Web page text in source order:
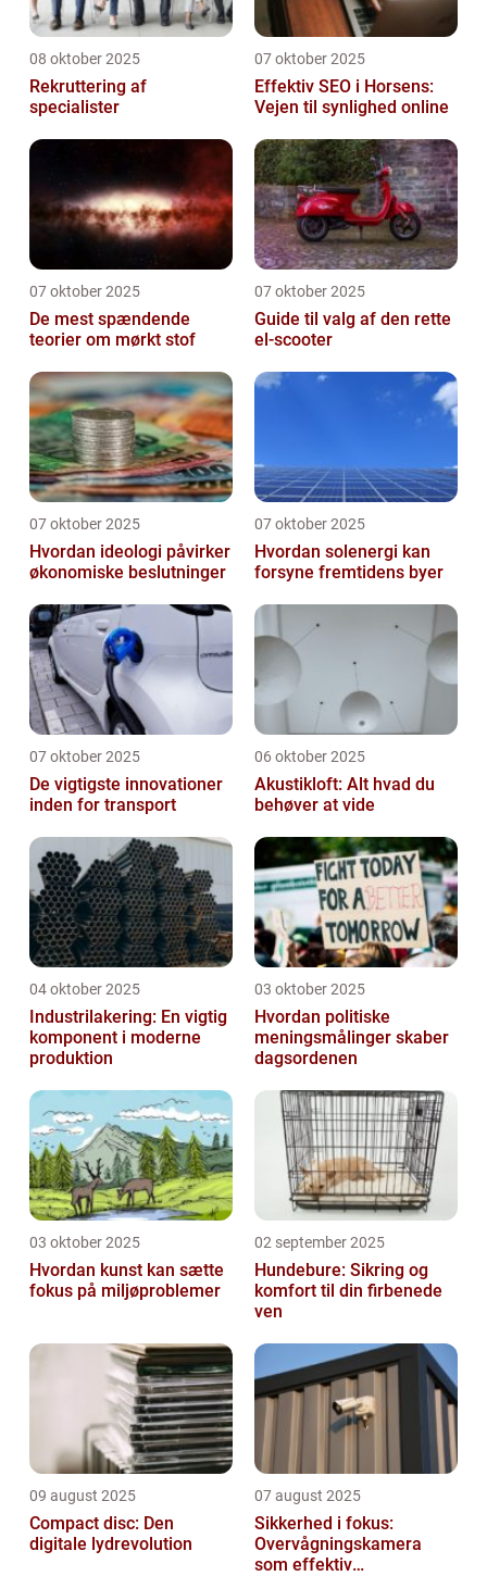
08 oktober 2025
Rekruttering af
specialister
07 oktober 2025
Effektiv SEO i Horsens:
Vejen til synlighed online
07 oktober 2025
De mest spændende
teorier om mørkt stof
07 oktober 2025
Guide til valg af den rette
el-scooter
07 oktober 2025
Hvordan ideologi påvirker
økonomiske beslutninger
07 oktober 2025
Hvordan solenergi kan
forsyne fremtidens byer
07 oktober 2025
De vigtigste innovationer
inden for transport
06 oktober 2025
Akustikloft: Alt hvad du
behøver at vide
04 oktober 2025
Industrilakering: En vigtig
komponent i moderne
produktion
03 oktober 2025
Hvordan politiske
meningsmålinger skaber
dagsordenen
03 oktober 2025
Hvordan kunst kan sætte
fokus på miljøproblemer
02 september 2025
Hundebure: Sikring og
komfort til din firbenede
ven
09 august 2025
Compact disc: Den
digitale lydrevolution
07 august 2025
Sikkerhed i fokus:
Overvågningskamera
som effektiv